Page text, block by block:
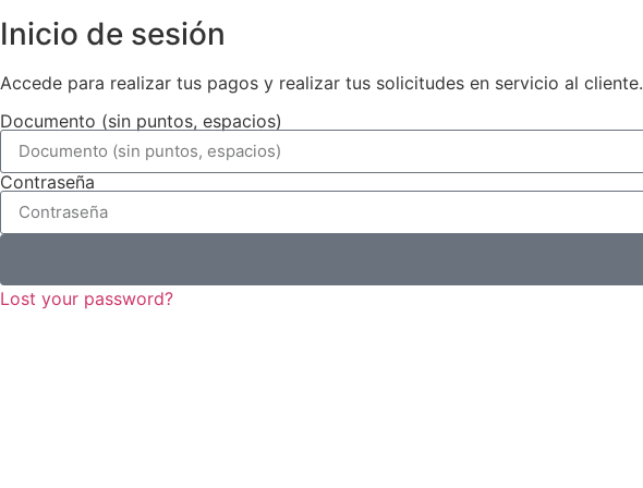
Inicio de sesión
Accede para realizar tus pagos y realizar tus solicitudes en servicio al cliente.
Documento (sin puntos, espacios)
Contraseña
Lost your password?